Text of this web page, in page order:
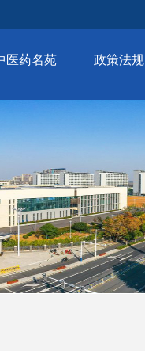
医药名苑 政策法规